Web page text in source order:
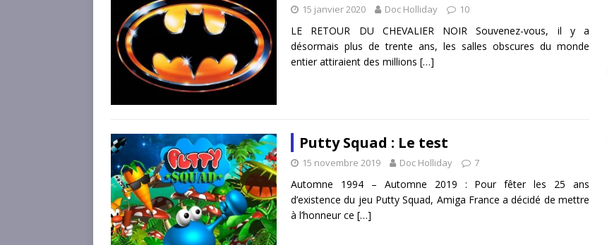
15 janvier 2020 Doc Holliday 10
LE RETOUR DU CHEVALIER NOIR Souvenez-vous, il y a
désormais plus de trente ans, les salles obscures du monde
entier attiraient des millions […]
Putty Squad : Le test
15 novembre 2019 Doc Holliday 7
Automne 1994 – Automne 2019 : Pour fêter les 25 ans
d’existence du jeu Putty Squad, Amiga France a décidé de mettre
à l’honneur ce […]